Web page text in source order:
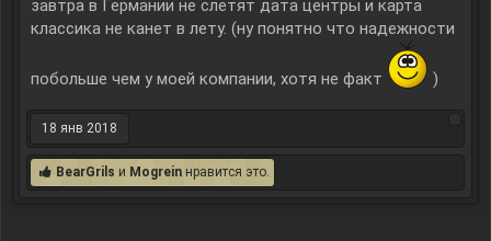
завтра в Германии не слетят дата центры и карта
классика не канет в лету. (ну понятно что надежности
побольше чем у моей компании, хотя не факт )
18 янв 2018
BearGrils и Mogrein нравится это.